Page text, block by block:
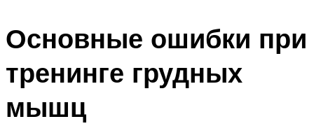
Основные ошибки при
тренинге грудных
мышц